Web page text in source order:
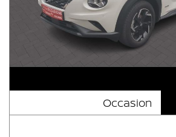
Occasion